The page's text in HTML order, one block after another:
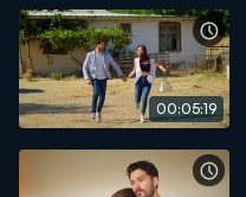
00:05:19